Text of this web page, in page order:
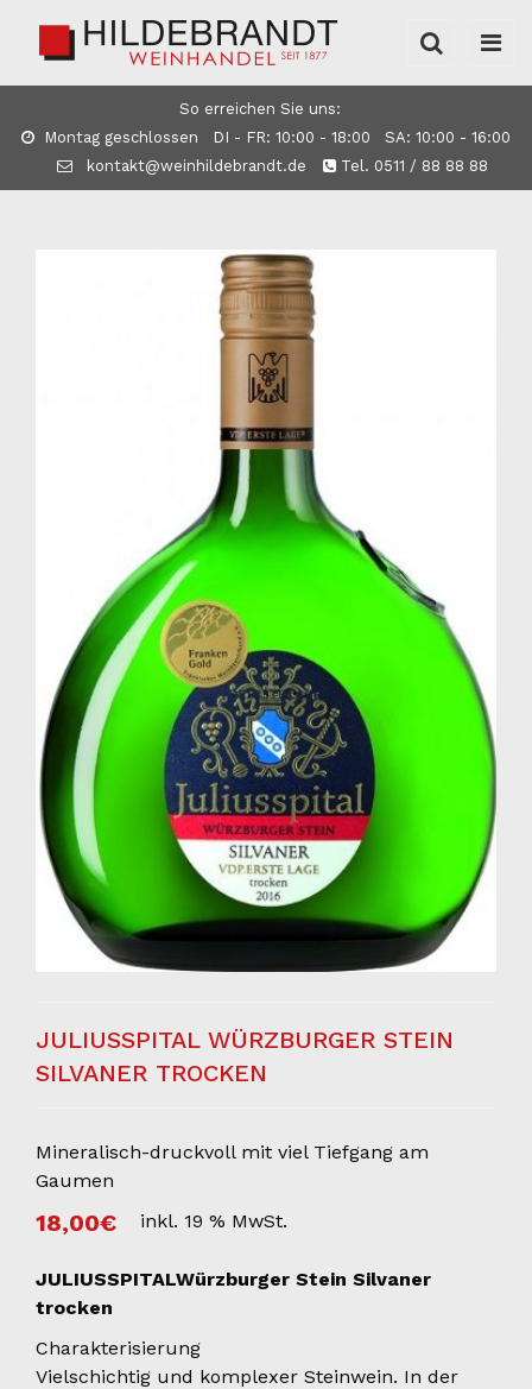
So erreichen Sie uns:
Montag geschlossen DI - FR: 10:00 - 18:00 SA: 10:00 - 16:00
kontakt@weinhildebrandt.de
Tel. 0511 / 88 88 88
JULIUSSPITAL WÜRZBURGER STEIN
SILVANER TROCKEN
Mineralisch-druckvoll mit viel Tiefgang am
Gaumen
18,00€ inkl. 19 % MwSt.
JULIUSSPITALWürzburger Stein Silvaner
trocken
Charakterisierung
Vielschichtig und komplexer Steinwein. In der